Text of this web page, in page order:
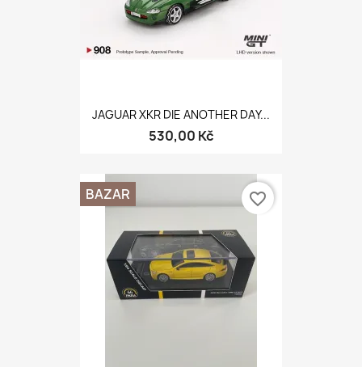
JAGUAR XKR DIE ANOTHER DAY...
530,00 Kč
BAZAR favorite_border